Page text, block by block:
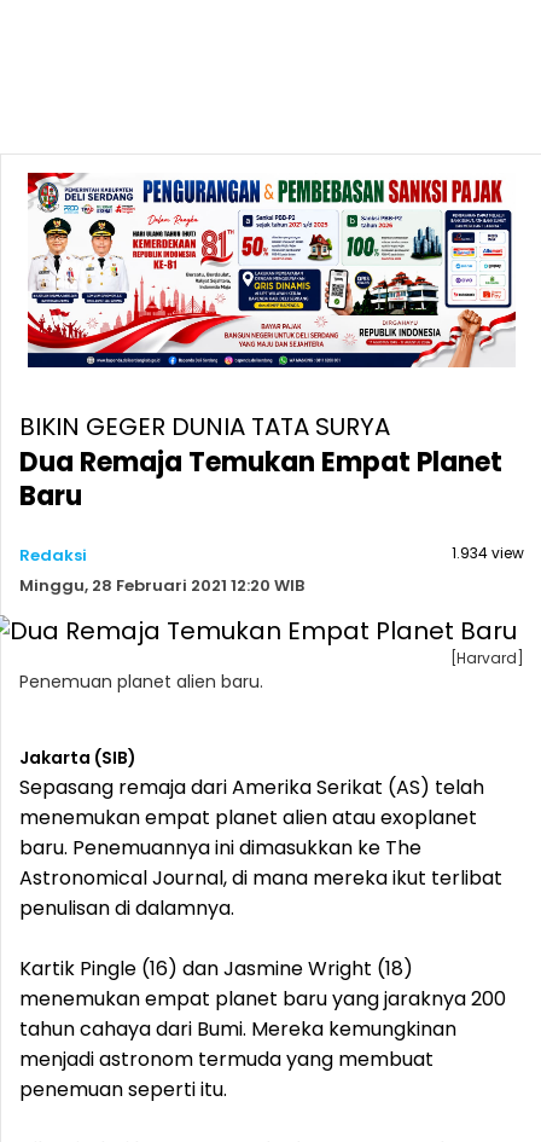
BIKIN GEGER DUNIA TATA SURYA
Dua Remaja Temukan Empat Planet
Baru
Redaksi
Minggu, 28 Februari 2021 12:20 WIB
1.934 view
[Harvard]
Penemuan planet alien baru.
Jakarta (SIB)
Sepasang remaja dari Amerika Serikat (AS) telah
menemukan empat planet alien atau exoplanet
baru. Penemuannya ini dimasukkan ke The
Astronomical Journal, di mana mereka ikut terlibat
penulisan di dalamnya.
Kartik Pingle (16) dan Jasmine Wright (18)
menemukan empat planet baru yang jaraknya 200
tahun cahaya dari Bumi. Mereka kemungkinan
menjadi astronom termuda yang membuat
penemuan seperti itu.